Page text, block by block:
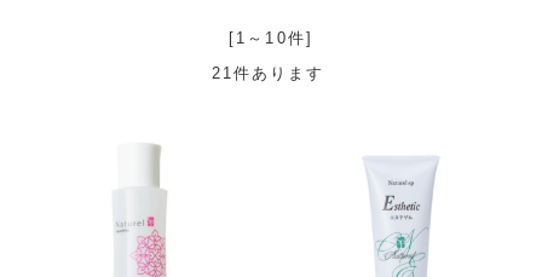
[1～10件]
21件あります